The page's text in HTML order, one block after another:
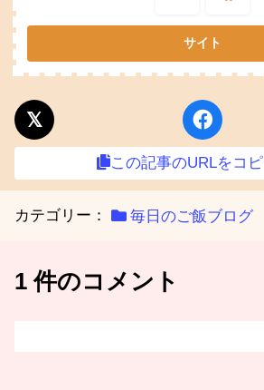
この記事のURLをコ
カテゴリー： 毎日のご飯ブログ
1 件のコメント